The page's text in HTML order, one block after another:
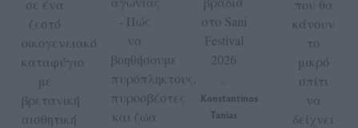
σε ένα
ζεστό
οικογενειακό
καταφύγιο
με
βρετανική
αισθητική
- Πώς
να
βοηθήσουμε
πυρόπληκτους,
πυροσβέστες
και ζώα
στο Sani
Festival
2026
Konstantinos
Tanias
που θα
κάνουν
το
μικρό
σπίτι
να
δείχνει